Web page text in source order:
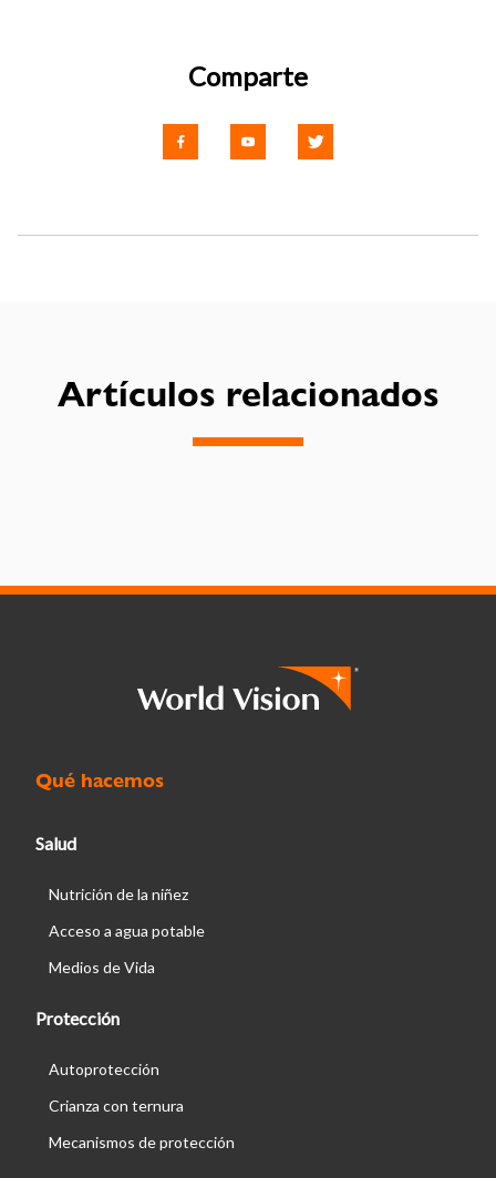
Comparte
Artículos relacionados
Qué hacemos
Salud
Nutrición de la niñez
Acceso a agua potable
Medios de Vida
Protección
Autoprotección
Crianza con ternura
Mecanismos de protección